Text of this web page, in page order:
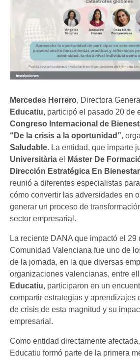
Mercedes Herrero, Directora
Educatiu, participó el pasado 20 de
Congreso Internacional de
“De la crisis a la oportunidad”,
Saludable. La entidad, que imparte
Universitària el
Máster De
Dirección Estratégica En
reunió a diferentes especialistas
cómo convertir las adversidades en
generar un proceso de
sector empresarial.
La reciente DANA que impactó el 29
Comunidad Valenciana fue uno de
de la jornada, en la que diversas
organizaciones valencianas, entre
Educatiu, participaron en un
compartir estrategias y aprendizajes
de crisis de esta magnitud y su
empresarial.
Como entidad directamente
Educatiu formó parte de la primera